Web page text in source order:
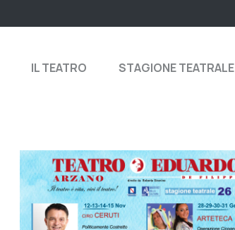
IL TEATRO STAGIONE TEATRALE